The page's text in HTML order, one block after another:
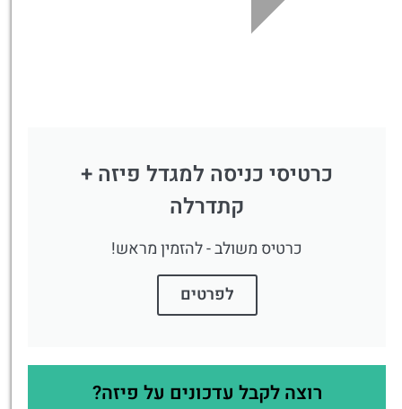
כרטיסי כניסה למגדל פיזה +
קתדרלה
כרטיס משולב - להזמין מראש!
לפרטים
רוצה לקבל עדכונים על פיזה?